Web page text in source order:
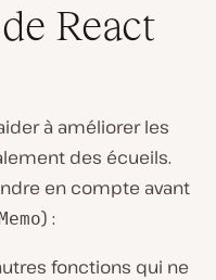
React
à améliorer les
des écueils.
en compte avant
) :
fonctions qui ne